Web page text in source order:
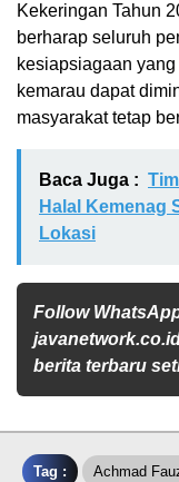
Kekeringan Tahun
berharap seluruh
kesiapsiagaan
kemarau dapat
masyarakat tetap
Baca Juga :
Halal Kemenag
Lokasi
Follow
berita terbaru
Tag : Achmad